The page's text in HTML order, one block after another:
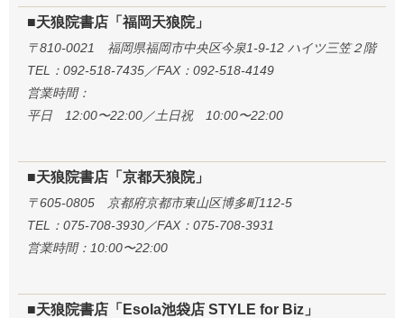
■天狼院書店「福岡天狼院」
〒810-0021 福岡県福岡市中央区今泉1-9-12 ハイツ三笠２階
TEL：092-518-7435／FAX：092-518-4149
営業時間：
平日 12:00〜22:00／土日祝 10:00〜22:00
■天狼院書店「京都天狼院」
〒605-0805 京都府京都市東山区博多町112-5
TEL：075-708-3930／FAX：075-708-3931
営業時間：10:00〜22:00
■天狼院書店「Esola池袋店 STYLE for Biz」